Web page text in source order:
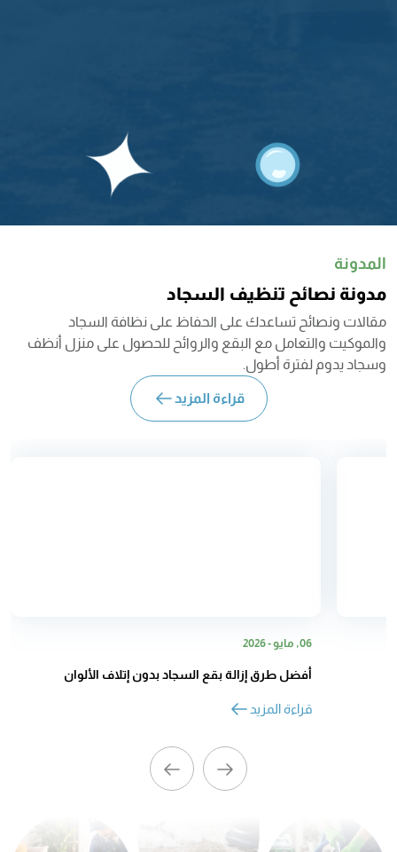
المدونة
مدونة نصائح تنظيف السجاد
مقالات ونصائح تساعدك على الحفاظ على نظافة السجاد
والموكيت والتعامل مع البقع والروائح للحصول على منزل أنظف
وسجاد يدوم لفترة أطول.
قراءة المزيد
06, مايو - 2026
أفضل طرق إزالة بقع السجاد بدون إتلاف الألوان
قراءة المزيد